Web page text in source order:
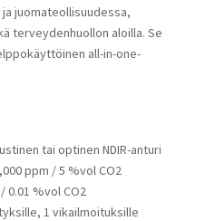
juomateollisuudessa,
terveydenhuollon aloilla. Se
all-in-one-
tai optinen NDIR-anturi
ppm / 5 %vol CO2
0.01 %vol CO2
1 vikailmoituksille